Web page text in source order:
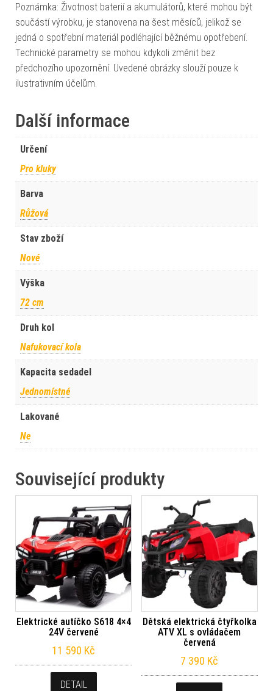
Poznámka: Životnost baterií a akumulátorů, které mohou být
součástí výrobku, je stanovena na šest měsíců, jelikož se
jedná o spotřební materiál podléhající běžnému opotřebení.
Technické parametry se mohou kdykoli změnit bez
předchozího upozornění. Uvedené obrázky slouží pouze k
ilustrativním účelům.
Další informace
Určení
Pro kluky
Barva
Růžová
Stav zboží
Nové
Výška
72 cm
Druh kol
Nafukovací kola
Kapacita sedadel
Jednomístné
Lakované
Ne
Související produkty
Elektrické autíčko S618 4×4
24V červené
11 590 Kč
DETAIL
Dětská elektrická čtyřkolka
ATV XL s ovládačem
červená
7 390 Kč